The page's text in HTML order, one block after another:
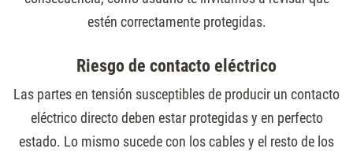
estén correctamente protegidas.
Riesgo de contacto eléctrico
Las partes en tensión susceptibles de producir un contacto
eléctrico directo deben estar protegidas y en perfecto
estado. Lo mismo sucede con los cables y el resto de los